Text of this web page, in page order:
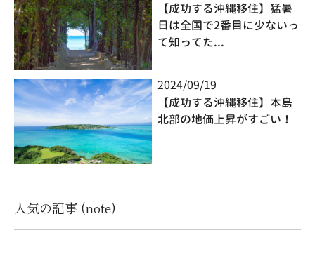
【成功する沖縄移住】猛暑
日は全国で2番目に少ないっ
て知ってた...
2024/09/19
【成功する沖縄移住】本島
北部の地価上昇がすごい！
人気の記事 (note)